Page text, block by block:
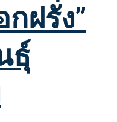
ฝรั่ง”
ธุ์